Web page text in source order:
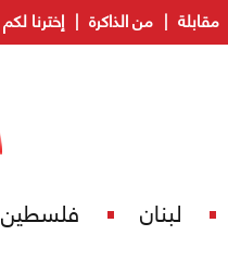
مقابلة من الذاكرة إخترنا لكم
لبنان فلسطين